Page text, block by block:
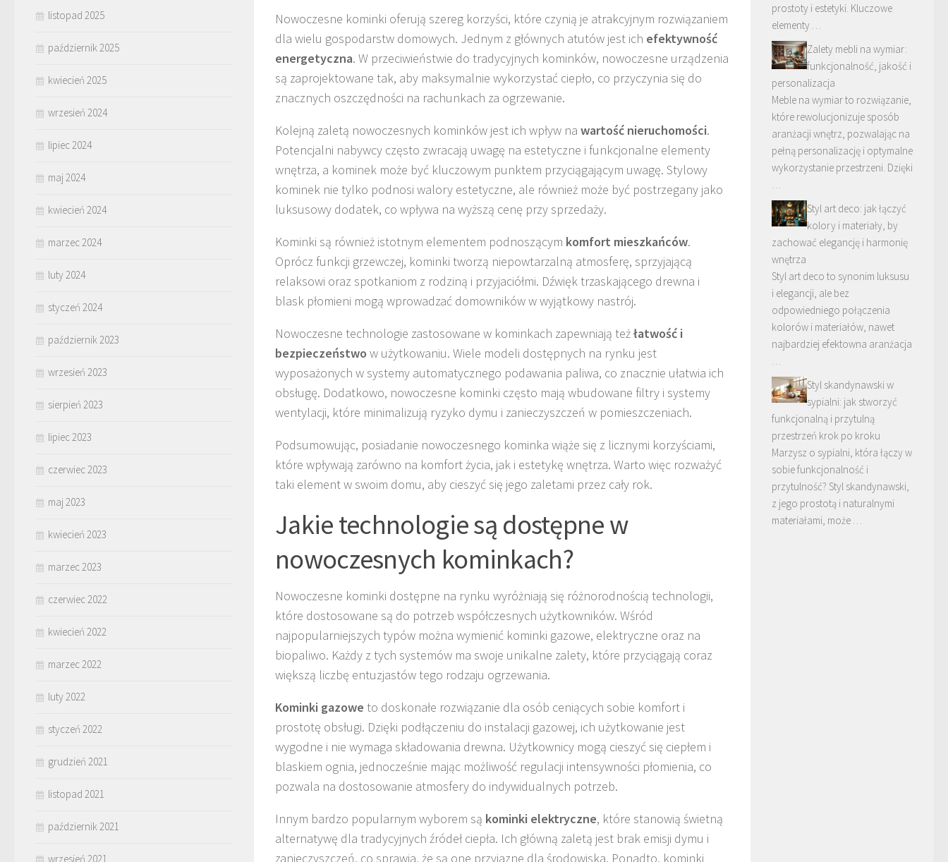
Nowoczesne kominki oferują szereg korzyści, które czynią je atrakcyjnym rozwiązaniem
dla wielu gospodarstw domowych. Jednym z głównych atutów jest ich efektywność
energetyczna. W przeciwieństwie do tradycyjnych kominków, nowoczesne urządzenia
są zaprojektowane tak, aby maksymalnie wykorzystać ciepło, co przyczynia się do
znacznych oszczędności na rachunkach za ogrzewanie.
Kolejną zaletą nowoczesnych kominków jest ich wpływ na wartość nieruchomości.
Potencjalni nabywcy często zwracają uwagę na estetyczne i funkcjonalne elementy
wnętrza, a kominek może być kluczowym punktem przyciągającym uwagę. Stylowy
kominek nie tylko podnosi walory estetyczne, ale również może być postrzegany jako
luksusowy dodatek, co wpływa na wyższą cenę przy sprzedaży.
Kominki są również istotnym elementem podnoszącym komfort mieszkańców.
Oprócz funkcji grzewczej, kominki tworzą niepowtarzalną atmosferę, sprzyjającą
relaksowi oraz spotkaniom z rodziną i przyjaciółmi. Dźwięk trzaskającego drewna i
blask płomieni mogą wprowadzać domowników w wyjątkowy nastrój.
Nowoczesne technologie zastosowane w kominkach zapewniają teżłatwość i
bezpieczeństwo w użytkowaniu. Wiele modeli dostępnych na rynku jest
wyposażonych w systemy automatycznego podawania paliwa, co znacznie ułatwia ich
obsługę. Dodatkowo, nowoczesne kominki często mają wbudowane filtry i systemy
wentylacji, które minimalizują ryzyko dymu i zanieczyszczeń w pomieszczeniach.
Podsumowując, posiadanie nowoczesnego kominka wiąże się z licznymi korzyściami,
które wpływają zarówno na komfort życia, jak i estetykę wnętrza. Warto więc rozważyć
taki element w swoim domu, aby cieszyć się jego zaletami przez cały rok.
Jakie technologie są dostępne w
nowoczesnych kominkach?
Nowoczesne kominki dostępne na rynku wyróżniają się różnorodnością technologii,
które dostosowane są do potrzeb współczesnych użytkowników. Wśród
najpopularniejszych typów można wymienić kominki gazowe, elektryczne oraz na
biopaliwo. Każdy z tych systemów ma swoje unikalne zalety, które przyciągają coraz
większą liczbę entuzjastów tego rodzaju ogrzewania.
Kominki gazowe to doskonałe rozwiązanie dla osób ceniących sobie komfort i
prostotę obsługi. Dzięki podłączeniu do instalacji gazowej, ich użytkowanie jest
wygodne i nie wymaga składowania drewna. Użytkownicy mogą cieszyć się ciepłem i
blaskiem ognia, jednocześnie mając możliwość regulacji intensywności płomienia, co
pozwala na dostosowanie atmosfery do indywidualnych potrzeb.
Innym bardzo popularnym wyborem są kominki elektryczne, które stanowią świetną
alternatywę dla tradycyjnych źródeł ciepła. Ich główną zaletą jest brak emisji dymu i
zanieczyszczeń, co sprawia, że są one przyjazne dla środowiska. Ponadto, kominki
listopad 2025
październik 2025
kwiecień 2025
wrzesień 2024
lipiec 2024
maj 2024
kwiecień 2024
marzec 2024
luty 2024
styczeń 2024
październik 2023
wrzesień 2023
sierpień 2023
lipiec 2023
czerwiec 2023
maj 2023
kwiecień 2023
marzec 2023
czerwiec 2022
kwiecień 2022
marzec 2022
luty 2022
styczeń 2022
grudzień 2021
listopad 2021
październik 2021
wrzesień 2021
prostoty i estetyki. Kluczowe
elementy …
Zalety mebli na wymiar:
funkcjonalność, jakość i
personalizacja
Meble na wymiar to rozwiązanie,
które rewolucjonizuje sposób
aranżacji wnętrz, pozwalając na
pełną personalizację i optymalne
wykorzystanie przestrzeni. Dzięki
…
Styl art deco: jak łączyć
kolory i materiały, by
zachować elegancję i harmonię
wnętrza
Styl art deco to synonim luksusu
i elegancji, ale bez
odpowiedniego połączenia
kolorów i materiałów, nawet
najbardziej efektowna aranżacja
…
Styl skandynawski w
sypialni: jak stworzyć
funkcjonalną i przytulną
przestrzeń krok po kroku
Marzysz o sypialni, która łączy w
sobie funkcjonalność i
przytulność? Styl skandynawski,
z jego prostotą i naturalnymi
materiałami, może …